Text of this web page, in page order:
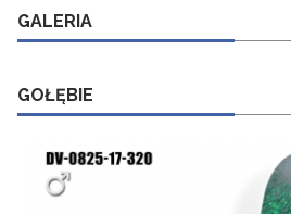
GALERIA
GOŁĘBIE